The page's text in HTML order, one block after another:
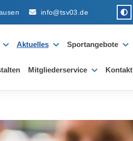
info@tsv03.de
Aktuelles Sportangebote
Mitgliederservice Kontakt